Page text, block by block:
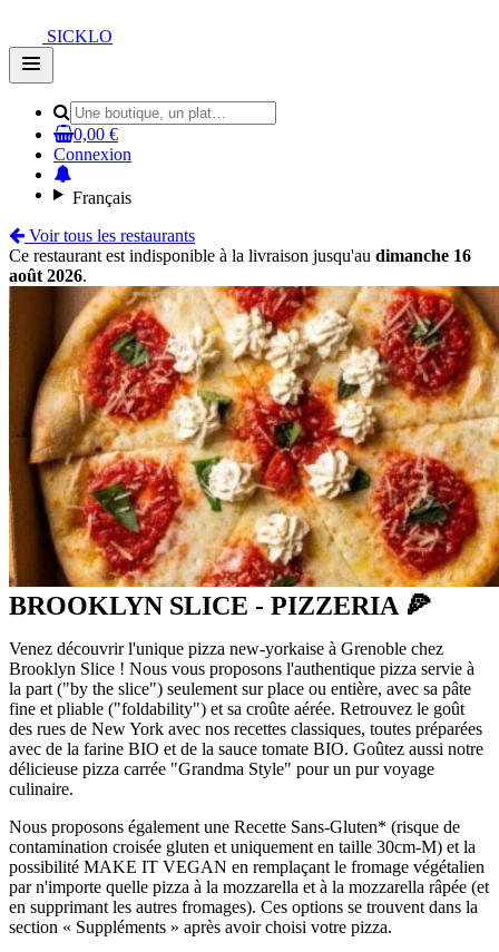
SICKLO
Open
main
0,00 €
Connexion
Français
Voir tous les restaurants
Ce restaurant est indisponible à la livraison jusqu'au dimanche 16
août 2026.
BROOKLYN SLICE - PIZZERIA 🍕
Venez découvrir l'unique pizza new-yorkaise à Grenoble chez
Brooklyn Slice ! Nous vous proposons l'authentique pizza servie à
la part ("by the slice") seulement sur place ou entière, avec sa pâte
fine et pliable ("foldability") et sa croûte aérée. Retrouvez le goût
des rues de New York avec nos recettes classiques, toutes préparées
avec de la farine BIO et de la sauce tomate BIO. Goûtez aussi notre
délicieuse pizza carrée "Grandma Style" pour un pur voyage
culinaire.
Nous proposons également une Recette Sans-Gluten* (risque de
contamination croisée gluten et uniquement en taille 30cm-M) et la
possibilité MAKE IT VEGAN en remplaçant le fromage végétalien
par n'importe quelle pizza à la mozzarella et à la mozzarella râpée (et
en supprimant les autres fromages). Ces options se trouvent dans la
section « Suppléments » après avoir choisi votre pizza.